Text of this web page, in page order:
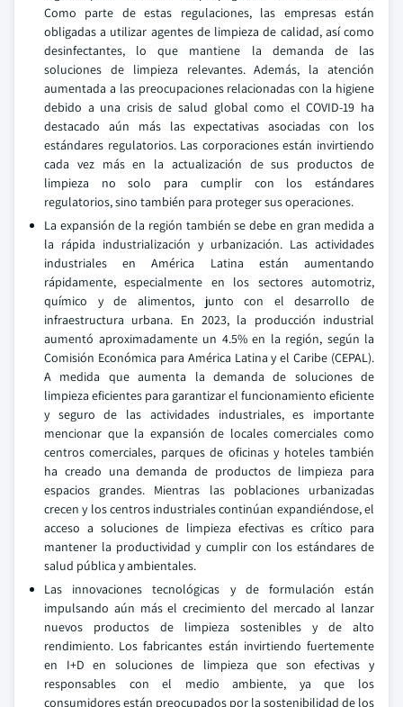
Como parte de estas regulaciones, las empresas están
obligadas a utilizar agentes de limpieza de calidad, así como
desinfectantes, lo que mantiene la demanda de las
soluciones de limpieza relevantes. Además, la atención
aumentada a las preocupaciones relacionadas con la higiene
debido a una crisis de salud global como el COVID-19 ha
destacado aún más las expectativas asociadas con los
estándares regulatorios. Las corporaciones están invirtiendo
cada vez más en la actualización de sus productos de
limpieza no solo para cumplir con los estándares
regulatorios, sino también para proteger sus operaciones.
La expansión de la región también se debe en gran medida a
la rápida industrialización y urbanización. Las actividades
industriales en América Latina están aumentando
rápidamente, especialmente en los sectores automotriz,
químico y de alimentos, junto con el desarrollo de
infraestructura urbana. En 2023, la producción industrial
aumentó aproximadamente un 4.5% en la región, según la
Comisión Económica para América Latina y el Caribe (CEPAL).
A medida que aumenta la demanda de soluciones de
limpieza eficientes para garantizar el funcionamiento eficiente
y seguro de las actividades industriales, es importante
mencionar que la expansión de locales comerciales como
centros comerciales, parques de oficinas y hoteles también
ha creado una demanda de productos de limpieza para
espacios grandes. Mientras las poblaciones urbanizadas
crecen y los centros industriales continúan expandiéndose, el
acceso a soluciones de limpieza efectivas es crítico para
mantener la productividad y cumplir con los estándares de
salud pública y ambientales.
Las innovaciones tecnológicas y de formulación están
impulsando aún más el crecimiento del mercado al lanzar
nuevos productos de limpieza sostenibles y de alto
rendimiento. Los fabricantes están invirtiendo fuertemente
en I+D en soluciones de limpieza que son efectivas y
responsables con el medio ambiente, ya que los
consumidores están preocupados por la sostenibilidad de los